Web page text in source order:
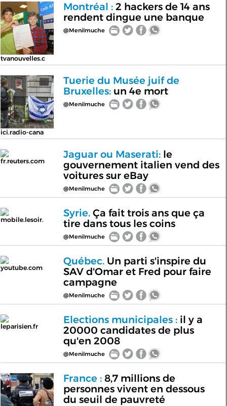
tvanouvelles.c
Montréal :2 hackers de 14 ans
rendent dingue une banque
@Menilmuche
ici.radio-cana
Tuerie du Musée juif de
Bruxelles:un 4e mort
@Menilmuche
fr.reuters.com
Jaguar ou Maserati:le
gouvernement italien vend des
voitures sur eBay
@Menilmuche
mobile.lesoir.
Syrie.Ça fait trois ans que ça
tire dans tous les coins
@Menilmuche
youtube.com
Québec.Un parti s'inspire du
SAV d'Omar et Fred pour faire
campagne
@Menilmuche
leparisien.fr
Elections municipales :il y a
20000 candidates de plus
qu'en 2008
@Menilmuche
France :8,7 millions de
personnes vivent en dessous
du seuil de pauvreté